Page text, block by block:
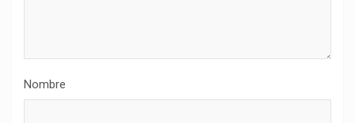
Nombre